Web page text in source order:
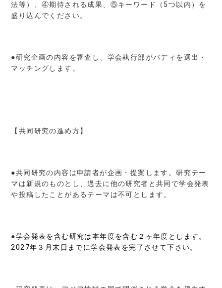
法等）、④期待される成果、⑤キーワード（5つ以内）を
盛り込んでください。
●研究企画の内容を審査し、学会執行部がバディを選出・
マッチングします。
【共同研究の進め方】
●共同研究の内容は申請者が企画・提案します。研究テー
マは新規のものとし、過去に他の研究者と共同で学会発表
や投稿したことがあるテーマは不可とします。
●学会発表を含む研究は本年度を含む２ヶ年度とします。
2027年３月末日までに学会発表を完了させて下さい。